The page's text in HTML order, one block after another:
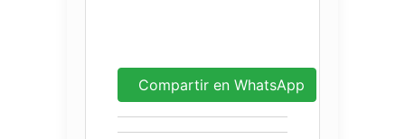
Compartir en WhatsApp